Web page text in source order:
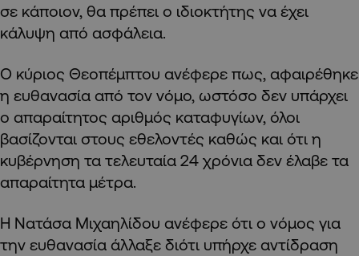
σε κάποιον, θα πρέπει ο ιδιοκτήτης να έχει
κάλυψη από ασφάλεια.
Ο κύριος Θεοπέμπτου ανέφερε πως, αφαιρέθηκε
η ευθανασία από τον νόμο, ωστόσο δεν υπάρχει
ο απαραίτητος αριθμός καταφυγίων, όλοι
βασίζονται στους εθελοντές καθώς και ότι η
κυβέρνηση τα τελευταία 24 χρόνια δεν έλαβε τα
απαραίτητα μέτρα.
Η Νατάσα Μιχαηλίδου ανέφερε ότι ο νόμος για
την ευθανασία άλλαξε διότι υπήρχε αντίδραση